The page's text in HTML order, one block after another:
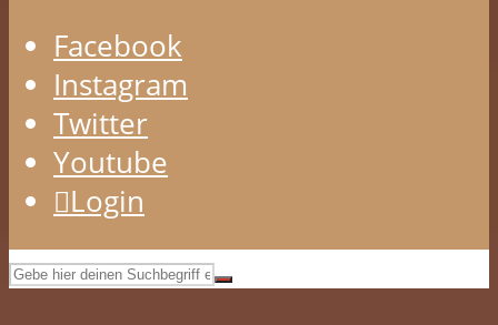
Facebook
Instagram
Twitter
Youtube
Login